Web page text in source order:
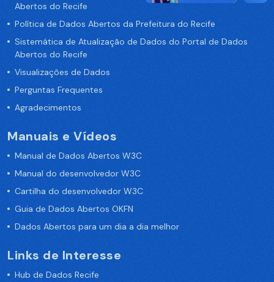
Abertos do Recife
Política de Dados Abertos da Prefeitura do Recife
Sistemática de Atualização de Dados do Portal de Dados
Abertos do Recife
Visualizações de Dados
Perguntas Frequentes
Agradecimentos
Manuais e Vídeos
Manual de Dados Abertos W3C
Manual do desenvolvedor W3C
Cartilha do desenvolvedor W3C
Guia de Dados Abertos OKFN
Dados Abertos para um dia a dia melhor
Links de Interesse
Hub de Dados Recife